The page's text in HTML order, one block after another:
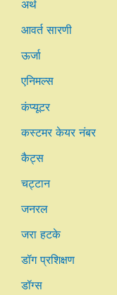
अर्थ
आवर्त सारणी
ऊर्जा
एनिमल्स
कंप्यूटर
कस्टमर केयर नंबर
कैट्स
चट्टान
जनरल
जरा हटके
डॉग प्रशिक्षण
डॉग्स